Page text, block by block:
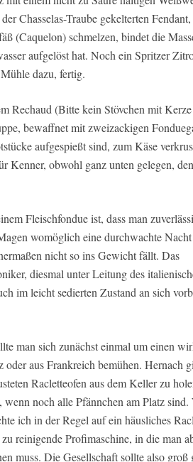
Chasselas-Traube gekelterten
(Caquelon) schmelzen, bindet die
aufgelöst hat. Noch ein Spritzer
dazu, fertig.
Rechaud (Bitte kein Stövchen mit
bewaffnet mit zweizackigen
aufgespießt sind, zum Käse
Kenner, obwohl ganz unten gelegen,
Fleischfondue ist, dass man
womöglich eine durchwachte
nicht so ins Gewicht fällt. Das
diesmal unter Leitung des
im leicht sedierten Zustand an sich
man sich zunächst einmal um einen
aus Frankreich bemühen. Hernach
Racletteofen aus dem Keller zu
noch alle Pfännchen am Platz
ich in der Regel auf ein häusliches
reinigende Profimaschine, in die man
muss. Die Gesellschaft sollte also groß